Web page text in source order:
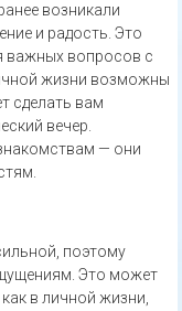
возникали
и радость. Это
важных вопросов с
жизни возможны
сделать вам
вечер.
— они
поэтому
Это может
в личной жизни,